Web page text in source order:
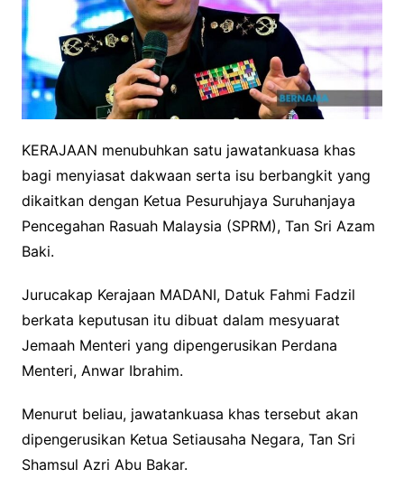
KERAJAAN menubuhkan satu jawatankuasa khas
bagi menyiasat dakwaan serta isu berbangkit yang
dikaitkan dengan Ketua Pesuruhjaya Suruhanjaya
Pencegahan Rasuah Malaysia (SPRM), Tan Sri Azam
Baki.
Jurucakap Kerajaan MADANI, Datuk Fahmi Fadzil
berkata keputusan itu dibuat dalam mesyuarat
Jemaah Menteri yang dipengerusikan Perdana
Menteri, Anwar Ibrahim.
Menurut beliau, jawatankuasa khas tersebut akan
dipengerusikan Ketua Setiausaha Negara, Tan Sri
Shamsul Azri Abu Bakar.